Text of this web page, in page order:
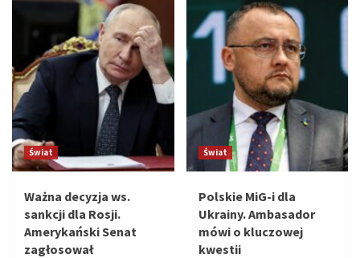
Świat
Ważna decyzja ws.
sankcji dla Rosji.
Amerykański Senat
zagłosował
Świat
Polskie MiG-i dla
Ukrainy. Ambasador
mówi o kluczowej
kwestii